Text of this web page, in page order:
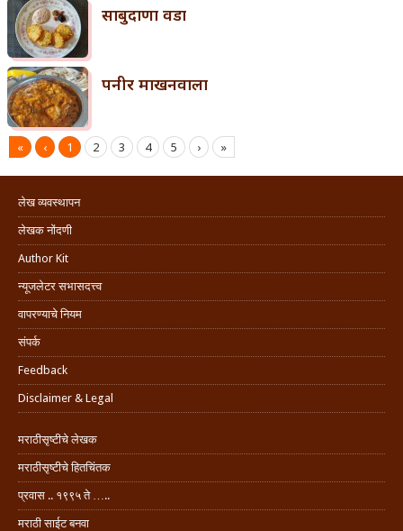
साबुदाणा वडा
पनीर माखनवाला
« ‹ 1 2 3 4 5 › »
लेख व्यवस्थापन
लेखक नोंदणी
Author Kit
न्यूजलेटर सभासदत्त्व
वापरण्याचे नियम
संपर्क
Feedback
Disclaimer & Legal
मराठीसृष्टीचे लेखक
मराठीसृष्टीचे हितचिंतक
प्रवास .. १९९५ ते …..
मराठी साईट बनवा